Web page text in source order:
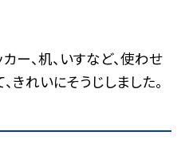
ー、机、いすなど、使わせ
きれいにそうじしました。